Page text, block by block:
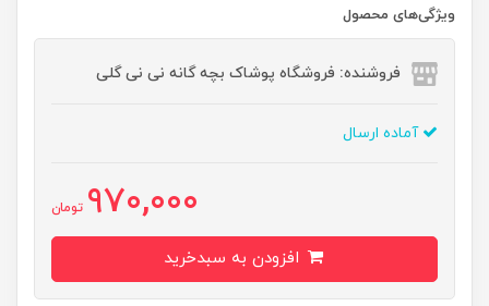
ویژگی‌های محصول
فروشنده: فروشگاه پوشاک بچه گانه نی نی گلی
آماده ارسال
970,000 تومان